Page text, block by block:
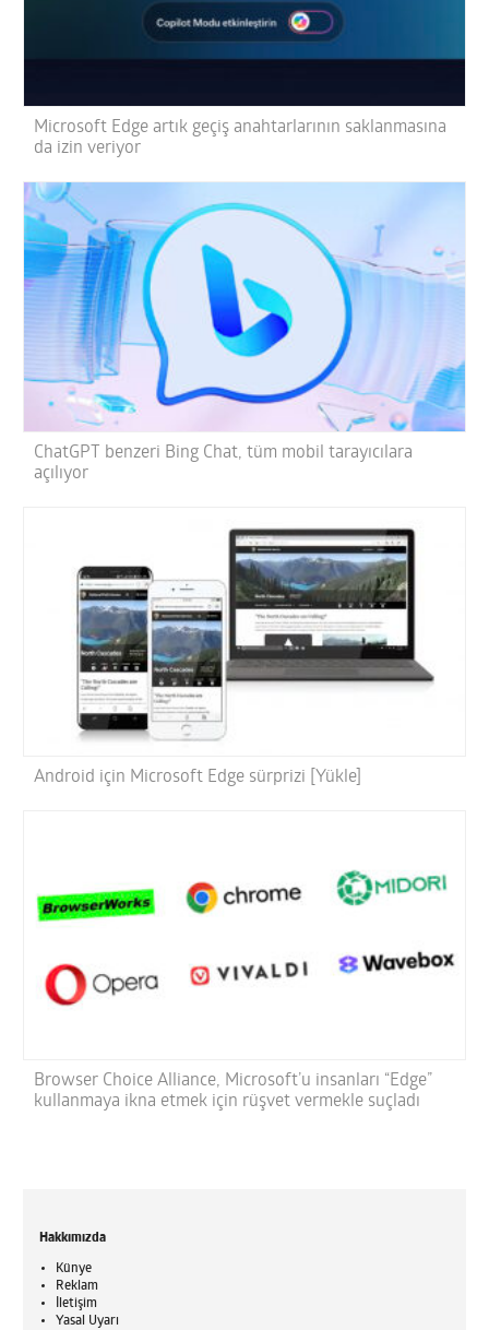
Microsoft Edge artık geçiş anahtarlarının saklanmasına
da izin veriyor
ChatGPT benzeri Bing Chat, tüm mobil tarayıcılara
açılıyor
Android için Microsoft Edge sürprizi [Yükle]
Browser Choice Alliance, Microsoft’u insanları “Edge”
kullanmaya ikna etmek için rüşvet vermekle suçladı
Hakkımızda
Künye
Reklam
İletişim
Yasal Uyarı